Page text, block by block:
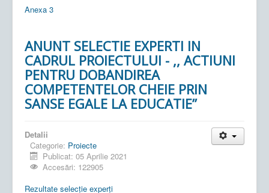
Anexa 3
ANUNT SELECTIE EXPERTI IN
CADRUL PROIECTULUI - ,, ACTIUNI
PENTRU DOBANDIREA
COMPETENTELOR CHEIE PRIN
SANSE EGALE LA EDUCATIE’’
Detalii
Categorie: Proiecte
Publicat: 05 Aprilie 2021
Accesări: 122905
Rezultate selecție experți